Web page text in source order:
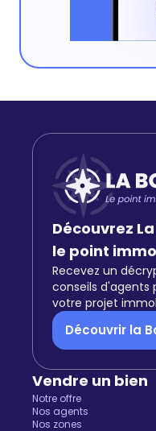
Découvrez
le point
Recevez un
conseils d'agents
votre projet
Découvrir la
Vendre un bien
Notre offre
Nos agents
Nos zones